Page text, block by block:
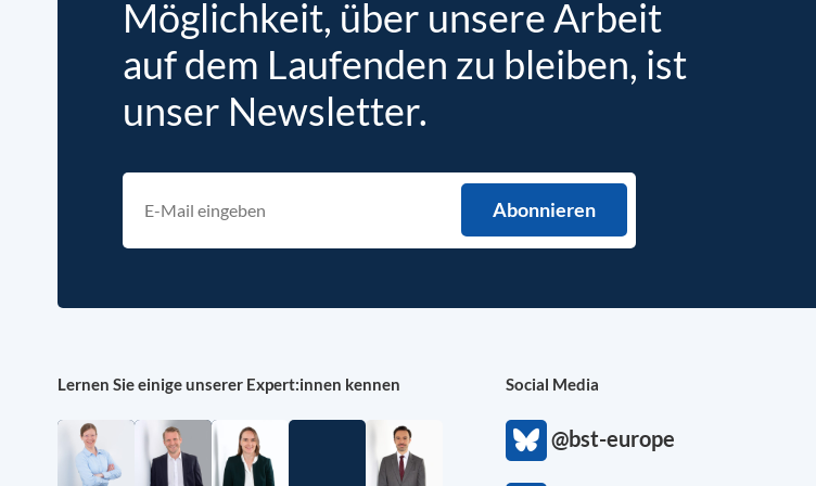
Möglichkeit, über unsere Arbeit
auf dem Laufenden zu bleiben, ist
unser Newsletter.
Lernen Sie einige unserer Expert:innen kennen Social Media
@bst-europe